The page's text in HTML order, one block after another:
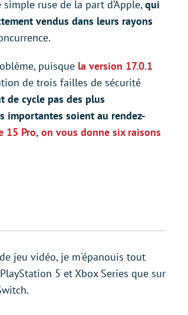
simple ruse de la part d’Apple,qui
vendus dans leurs rayons
puisque la version 17.0.1
de trois failles de sécurité
de cycle pas des plus
importantes soient au rendez-
15 Pro, on vous donne six raisons
jeu vidéo, je m'épanouis tout
5 et Xbox Series que sur